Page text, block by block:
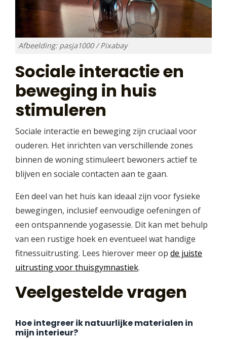
Afbeelding: pasja1000 / Pixabay
Sociale interactie en
beweging in huis
stimuleren
Sociale interactie en beweging zijn cruciaal voor
ouderen. Het inrichten van verschillende zones
binnen de woning stimuleert bewoners actief te
blijven en sociale contacten aan te gaan.
Een deel van het huis kan ideaal zijn voor fysieke
bewegingen, inclusief eenvoudige oefeningen of
een ontspannende yogasessie. Dit kan met behulp
van een rustige hoek en eventueel wat handige
fitnessuitrusting. Lees hierover meer op de juiste
uitrusting voor thuisgymnastiek.
Veelgestelde vragen
Hoe integreer ik natuurlijke materialen in
mijn interieur?